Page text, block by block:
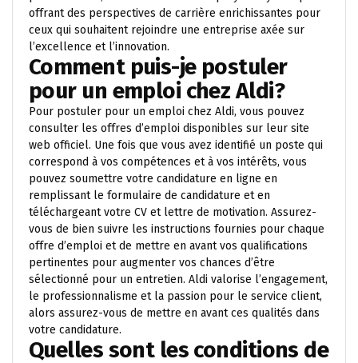
offrant des perspectives de carrière enrichissantes pour
ceux qui souhaitent rejoindre une entreprise axée sur
l’excellence et l’innovation.
Comment puis-je postuler
pour un emploi chez Aldi?
Pour postuler pour un emploi chez Aldi, vous pouvez
consulter les offres d’emploi disponibles sur leur site
web officiel. Une fois que vous avez identifié un poste qui
correspond à vos compétences et à vos intérêts, vous
pouvez soumettre votre candidature en ligne en
remplissant le formulaire de candidature et en
téléchargeant votre CV et lettre de motivation. Assurez-
vous de bien suivre les instructions fournies pour chaque
offre d’emploi et de mettre en avant vos qualifications
pertinentes pour augmenter vos chances d’être
sélectionné pour un entretien. Aldi valorise l’engagement,
le professionnalisme et la passion pour le service client,
alors assurez-vous de mettre en avant ces qualités dans
votre candidature.
Quelles sont les conditions de